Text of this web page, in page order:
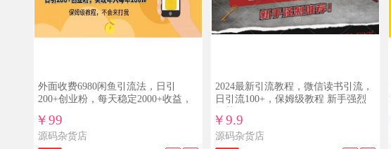
外面收费6980闲鱼引流法，日引
200+创业粉，每天稳定2000+收益，
￥99
源码杂货店
2024最新引流教程，微信读书引流，
日引流100+，保姆级教程 新手强烈
￥9.9
源码杂货店